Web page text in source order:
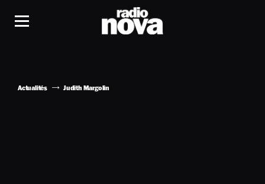
Actualités Judith Margolin